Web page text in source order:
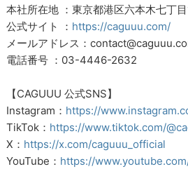
本社所在地 ：東京都港区六本木七丁
公式サイト ： https://caguuu.com/
メールアドレス：
電話番号 ：03-4446-2632
【CAGUUU 公式SNS】
Instagram： https://
TikTok： https://www.tiktok.com/
X： https://x.com/caguuu_official
YouTube： https://